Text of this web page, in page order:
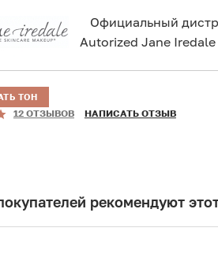
Официальный
Autorized Jane
ТОН
12 ОТЗЫВОВ НАПИСАТЬ ОТЗЫВ
рекомендуют